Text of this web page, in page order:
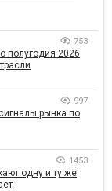
753
полугодия 2026
997
рынка по
1453
одну и ту же